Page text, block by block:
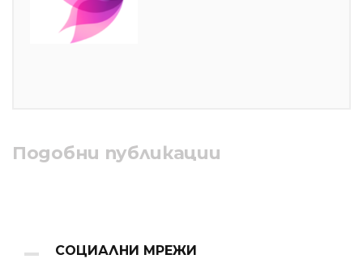
Подобни публикации
СОЦИАЛНИ МРЕЖИ